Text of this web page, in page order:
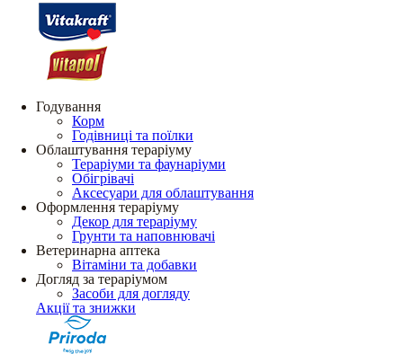
Годування
Корм
Годівниці та поїлки
Облаштування тераріуму
Тераріуми та фаунаріуми
Обігрівачі
Аксесуари для облаштування
Оформлення тераріуму
Декор для тераріуму
Грунти та наповнювачі
Ветеринарна аптека
Вітаміни та добавки
Догляд за тераріумом
Засоби для догляду
Акції та знижки